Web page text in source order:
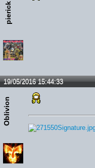
pierick
19/05/2016 15:44:33
Oblivion